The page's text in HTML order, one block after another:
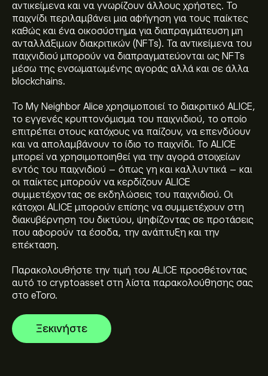
αντικείμενα και να γνωρίζουν άλλους χρήστες. Το
παιχνίδι περιλαμβάνει μια αφήγηση για τους παίκτες
καθώς και ένα οικοσύστημα για διαπραγμάτευση μη
ανταλλάξιμων διακριτικών (NFTs). Τα αντικείμενα του
παιχνιδιού μπορούν να διαπραγματεύονται ως NFTs
μέσω της ενσωματωμένης αγοράς αλλά και σε άλλα
blockchains.
Το My Neighbor Alice χρησιμοποιεί το διακριτικό ALICE,
το εγγενές κρυπτονόμισμα του παιχνιδιού, το οποίο
επιτρέπει στους κατόχους να παίζουν, να επενδύουν
και να απολαμβάνουν το ίδιο το παιχνίδι. Το ALICE
μπορεί να χρησιμοποιηθεί για την αγορά στοιχείων
εντός του παιχνιδιού – όπως γη και καλλυντικά – και
οι παίκτες μπορούν να κερδίζουν ALICE
συμμετέχοντας σε εκδηλώσεις του παιχνιδιού. Οι
κάτοχοι ALICE μπορούν επίσης να συμμετέχουν στη
διακυβέρνηση του δικτύου, ψηφίζοντας σε προτάσεις
που αφορούν τα έσοδα, την ανάπτυξη και την
επέκταση.
Παρακολουθήστε την τιμή του ALICE προσθέτοντας
αυτό το cryptoasset στη λίστα παρακολούθησης σας
στο eToro.
Ξεκινήστε
Η τρέχουσα τιμή του My Neighbor Alice (ALICE) είναι
0.117‎$‎
Η κεφαλαιοποίηση αγοράς του My Neighbor Alice είναι
11.72M‎$‎
Το ιστορικό υψηλό του My Neighbor Alice είναι 3.235‎$‎
Το My Neighbor Alice έχει όγκο συναλλαγών 24 ωρών